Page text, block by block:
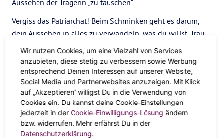
Aussehen der Trägerin „zu täuschen“.
Vergiss das Patriarchat! Beim Schminken geht es darum,
dein Aussehen in alles zu verwandeln, was du willst. Trau
dich an dunkelrotem Lippenstift, rauchigen Augen,
kräftigen Nagellackfarben und einem Eyeliner, der scharf
genug ist, um jeden in Schlagdistanz zu erschlagen. Make-
up soll Spaß machen und Kraft geben, wie Hexerei, also
experimentiere mit verschiedenen Looks, die dir ein Gefühl
von Macht geben. Und wenn du Make-up-Inspiration
brauchst, schau dir die Gothic-Königin des Make-ups an:
Kat Von D.
Wir nutzen Cookies, um eine Vielzahl von Services
anzubieten, diese stetig zu verbessern sowie Werbung
entsprechend Deinen Interessen auf unserer Website,
Social Media und Partnerwebsites anzuzeigen. Mit Klick
auf „Akzeptieren“ willigst Du in die Verwendung von
Cookies ein. Du kannst deine Cookie-Einstellungen
jederzeit in der Cookie-Einwilligungs-Lösung ändern
bzw. widerrufen. Mehr erfährst Du in der
Datenschutzerklärung.